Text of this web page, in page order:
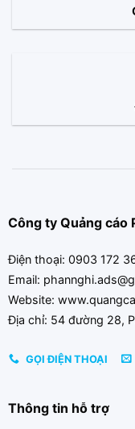
Công ty Quảng cáo
Điện thoại: 0903 172
Email:
Website:
Địa chỉ: 54 đường 28,
GỌI ĐIỆN THOẠI
Thông tin hỗ trợ